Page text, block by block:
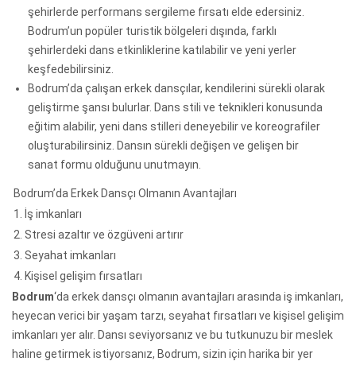
şehirlerde performans sergileme fırsatı elde edersiniz.
Bodrum’un popüler turistik bölgeleri dışında, farklı
şehirlerdeki dans etkinliklerine katılabilir ve yeni yerler
keşfedebilirsiniz.
Bodrum’da çalışan erkek dansçılar, kendilerini sürekli olarak
geliştirme şansı bulurlar. Dans stili ve teknikleri konusunda
eğitim alabilir, yeni dans stilleri deneyebilir ve koreografiler
oluşturabilirsiniz. Dansın sürekli değişen ve gelişen bir
sanat formu olduğunu unutmayın.
Bodrum’da Erkek Dansçı Olmanın Avantajları
1. İş imkanları
2. Stresi azaltır ve özgüveni artırır
3. Seyahat imkanları
4. Kişisel gelişim fırsatları
Bodrum‘da erkek dansçı olmanın avantajları arasında iş imkanları,
heyecan verici bir yaşam tarzı, seyahat fırsatları ve kişisel gelişim
imkanları yer alır. Dansı seviyorsanız ve bu tutkunuzu bir meslek
haline getirmek istiyorsanız, Bodrum, sizin için harika bir yer